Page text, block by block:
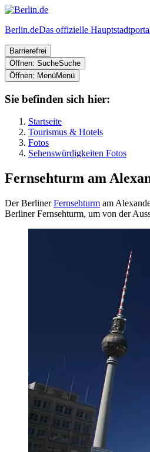
Berlin.deDas offizielle
Barrierefrei
Öffnen: SucheSuche
Öffnen: MenüMenü
Sie befinden sich hier:
Startseite
Tourismus & Hotels
Fotos
Sehenswürdigkeiten Fotos
Fernsehturm am
Der BerlinerFernsehturm am
Berliner Fernsehturm, um von der